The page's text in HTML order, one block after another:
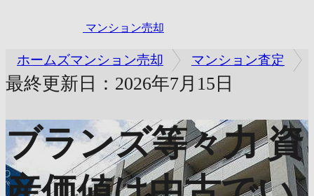
マンション売却
ホームズマンション売却 マンション査定
最終更新日：2026年7月15日
ブランズ等々力 資